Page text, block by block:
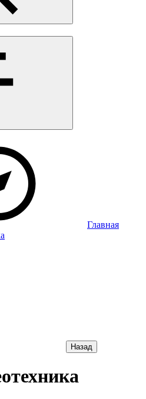
Главная
Назад